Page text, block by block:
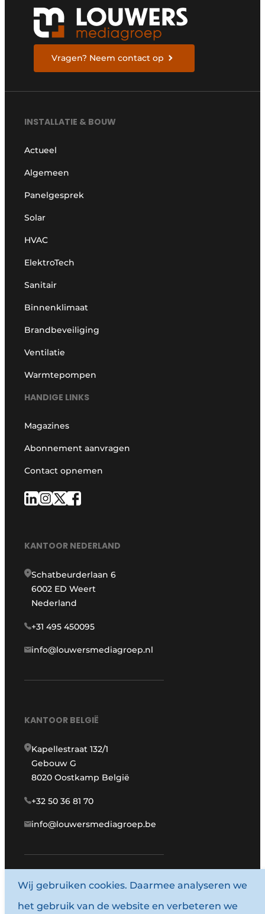
Vragen? Neem contact op
INSTALLATIE & BOUW
Actueel
Algemeen
Panelgesprek
Solar
HVAC
ElektroTech
Sanitair
Binnenklimaat
Brandbeveiliging
Ventilatie
Warmtepompen
HANDIGE LINKS
Magazines
Abonnement aanvragen
Contact opnemen
KANTOOR NEDERLAND
Schatbeurderlaan 6
6002 ED Weert
Nederland
+31 495 450095
info@louwersmediagroep.nl
KANTOOR BELGIË
Kapellestraat 132/1
Gebouw G
8020 Oostkamp België
+32 50 36 81 70
info@louwersmediagroep.be
www.louwersmediagroep.com
© 1987 - 2026 Louwersmediagroep.
Wij gebruiken cookies. Daarmee analyseren we
het gebruik van de website en verbeteren we